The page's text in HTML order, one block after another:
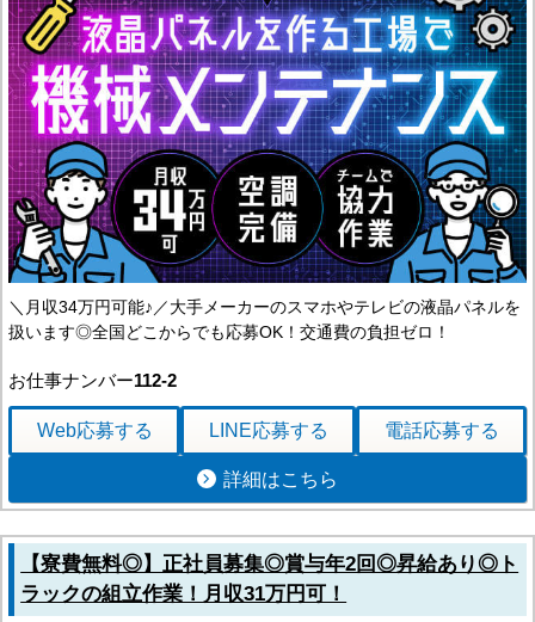
＼月収34万円可能♪／大手メーカーのスマホやテレビの液晶パネルを
扱います◎全国どこからでも応募OK！交通費の負担ゼロ！
お仕事ナンバー112-2
Web応募する LINE応募する 電話応募する
詳細はこちら
【寮費無料◎】正社員募集◎賞与年2回◎昇給あり◎ト
ラックの組立作業！月収31万円可！